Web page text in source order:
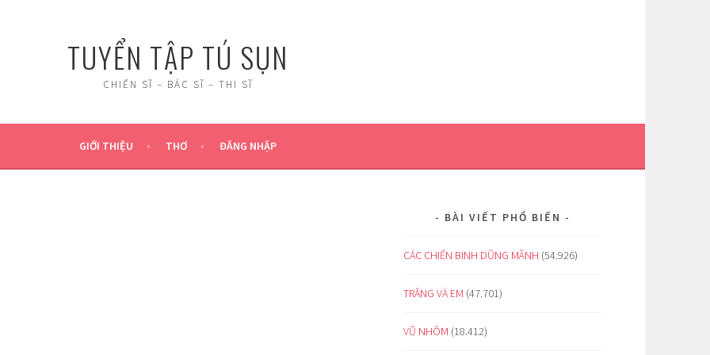
TUYỂN TẬP TÚ SỤN
CHIẾN SĨ – BÁC SĨ – THI SĨ
GIỚI THIỆU THƠ ĐĂNG NHẬP
BÀI VIẾT PHỔ BIẾN
CÁC CHIẾN BINH DŨNG MÃNH (54.926)
TRĂNG VÀ EM (47.701)
VŨ NHÔM (18.412)